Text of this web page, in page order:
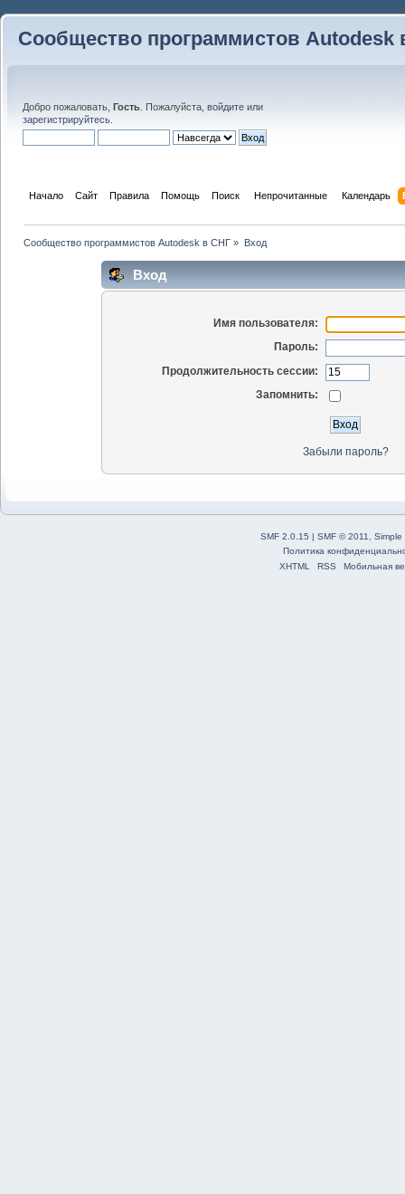
Сообщество программистов Autodesk
Добро пожаловать, Гость . Пожалуйста, войдите или
зарегистрируйтесь
Начало Сайт Правила Помощь Поиск Непрочитанные Календарь
Сообщество программистов Autodesk в СНГ » Вход
Вход
Имя пользователя:
Пароль:
Продолжительность сессии:
Запомнить:
Забыли пароль?
SMF 2.0.15 SMF © 2011, Simple
Политика
XHTML
RSS Мобильная